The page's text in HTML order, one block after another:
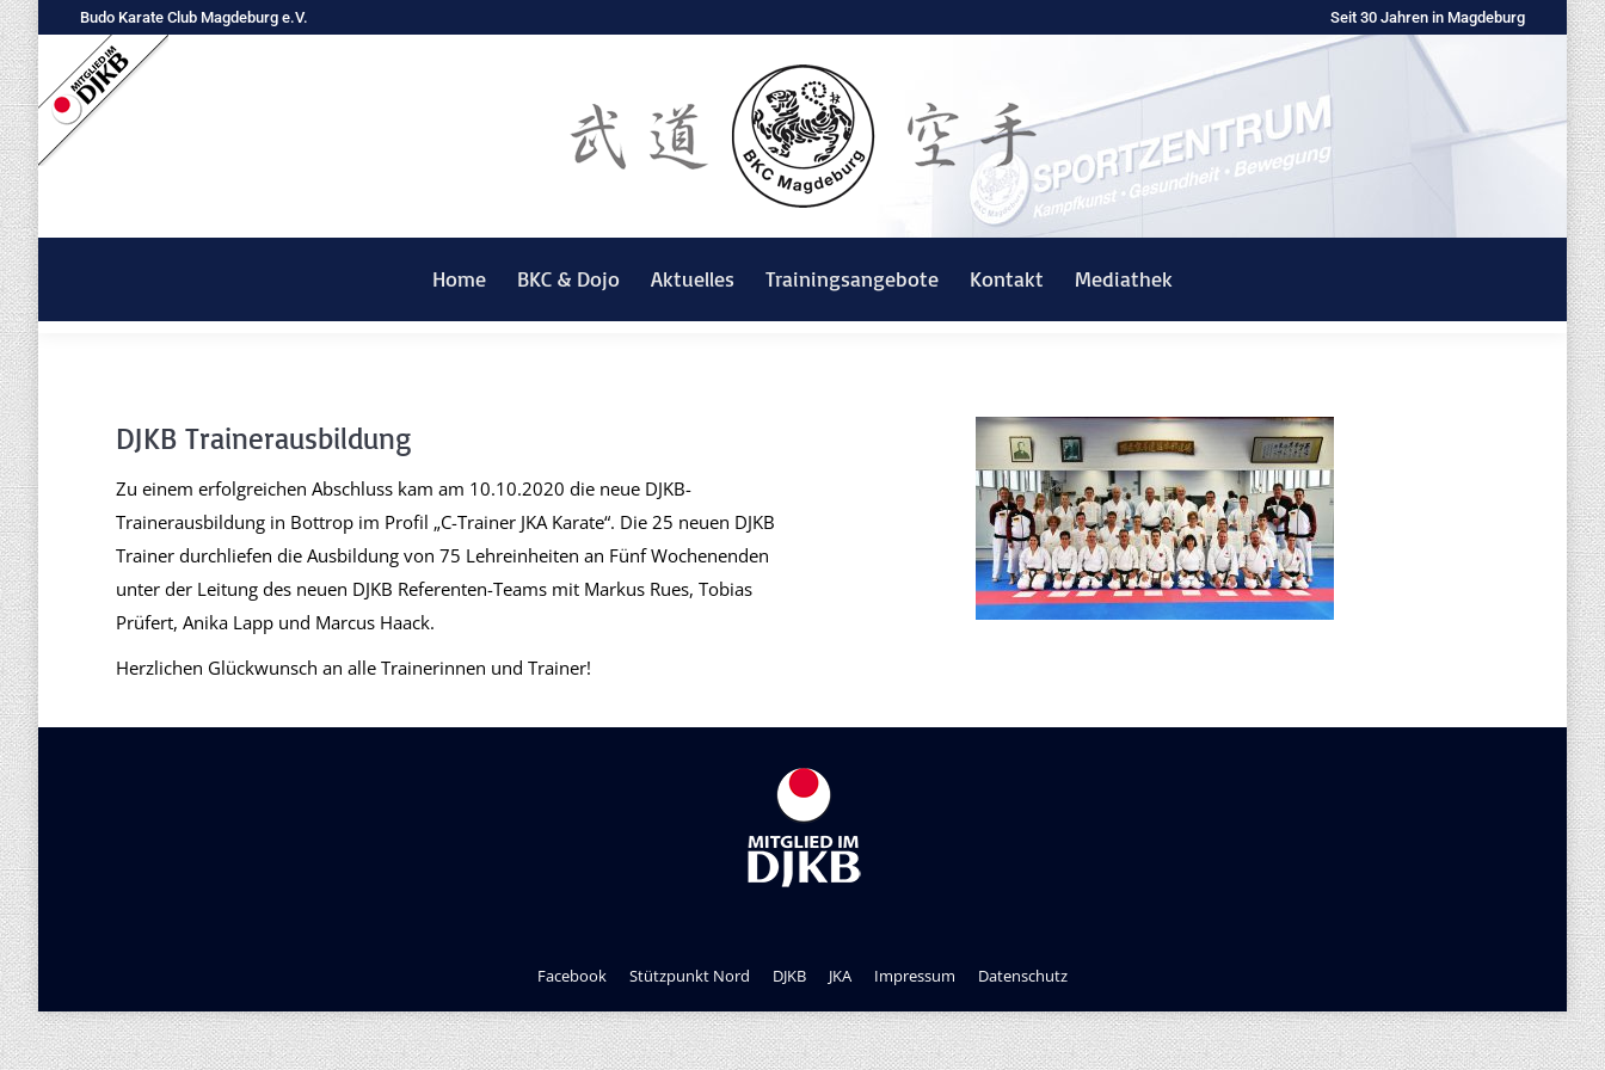
Budo Karate Club Magdeburg e.V. Seit 30 Jahren in Magdeburg
Home BKC & Dojo Aktuelles Trainingsangebote Kontakt Mediathek
DJKB Trainerausbildung
Zu einem erfolgreichen Abschluss kam am 10.10.2020 die neue DJKB-
Trainerausbildung in Bottrop im Profil „C-Trainer JKA Karate“. Die 25 neuen DJKB
Trainer durchliefen die Ausbildung von 75 Lehreinheiten an Fünf Wochenenden
unter der Leitung des neuen DJKB Referenten-Teams mit Markus Rues, Tobias
Prüfert, Anika Lapp und Marcus Haack.
Herzlichen Glückwunsch an alle Trainerinnen und Trainer!
Facebook Stützpunkt Nord DJKB JKA Impressum Datenschutz